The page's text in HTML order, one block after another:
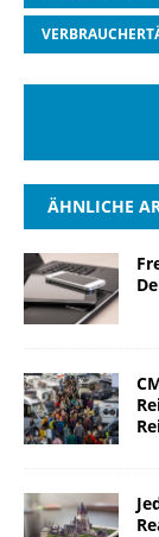
ÄHNLICHE